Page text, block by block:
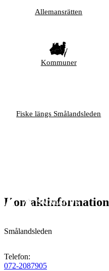
Allemansrätten
Kommuner
Fiske längs Smålandsleden
Kontaktinformation
Smålandsleden
Telefon:
072-2087905